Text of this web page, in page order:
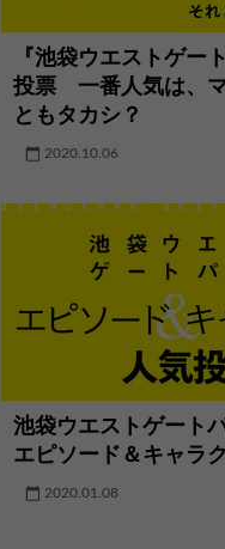
『池袋ウエストゲー
投票 一番人気は、
ともタカシ？
2020.10.06
池袋ウエストゲート
エピソード＆キャラ
2020.01.08